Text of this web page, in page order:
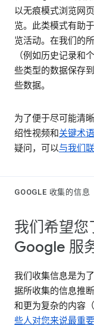
以无痕模式浏览网
览。此类模式有助
览活动。在我们的
（例如历史记录和
些类型的数据保存
些数据。
为了便于尽可能清
绍性视频和关键术语
疑问，可以与我们
GOOGLE 收集的信息
我们希望您
Google 服
我们收集信息是为
据所收集的信息推
和更为复杂的内容
些人对您来说最重要